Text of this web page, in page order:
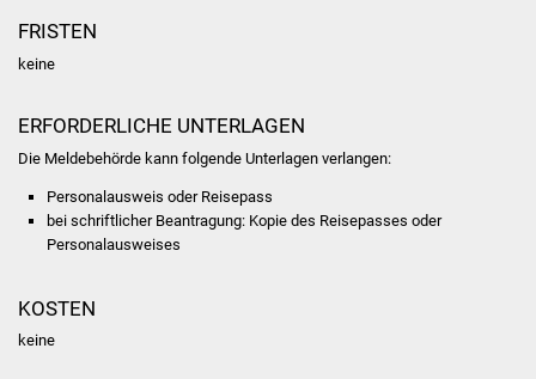
Was erledige ich wo
Dienstleistungen
FRISTEN
keine
ERFORDERLICHE UNTERLAGEN
Die Meldebehörde kann folgende Unterlagen verlangen:
Personalausweis oder Reisepass
bei schriftlicher Beantragung: Kopie des Reisepasses oder
Personalausweises
KOSTEN
keine